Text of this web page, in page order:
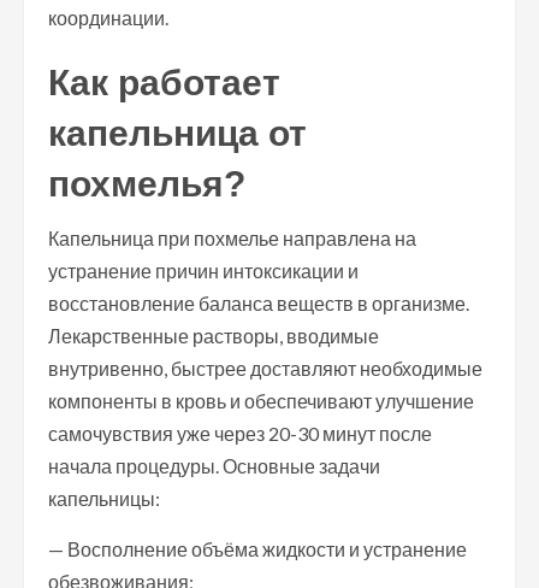
координации.
Как работает
капельница от
похмелья?
Капельница при похмелье направлена на
устранение причин интоксикации и
восстановление баланса веществ в организме.
Лекарственные растворы, вводимые
внутривенно, быстрее доставляют необходимые
компоненты в кровь и обеспечивают улучшение
самочувствия уже через 20-30 минут после
начала процедуры. Основные задачи
капельницы:
— Восполнение объёма жидкости и устранение
обезвоживания;